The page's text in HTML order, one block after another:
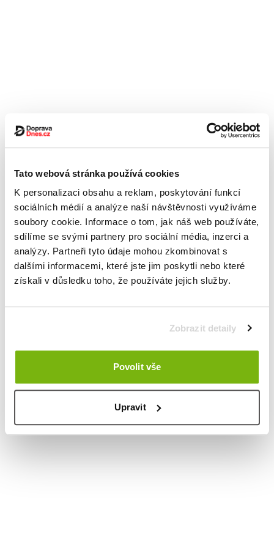
Tato webová stránka používá cookies
K personalizaci obsahu a reklam, poskytování funkcí
sociálních médií a analýze naší návštěvnosti využíváme
soubory cookie. Informace o tom, jak náš web používáte,
sdílíme se svými partnery pro sociální média, inzerci a
analýzy. Partneři tyto údaje mohou zkombinovat s
dalšími informacemi, které jste jim poskytli nebo které
získali v důsledku toho, že používáte jejich služby.
Zobrazit detaily
Povolit vše
Upravit